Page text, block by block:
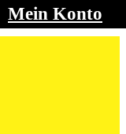
Mein Konto